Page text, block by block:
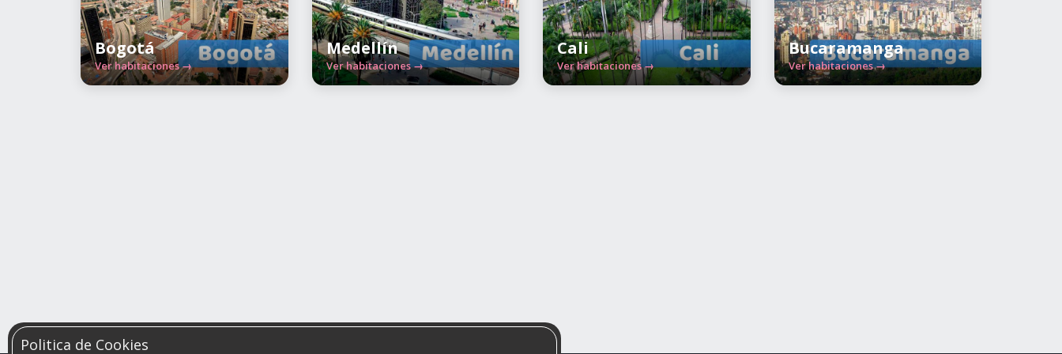
Bogotá
Ver habitaciones →
Medellín
Ver habitaciones →
Cali
Ver habitaciones →
Bucaramanga
Ver habitaciones →
Politica de Cookies